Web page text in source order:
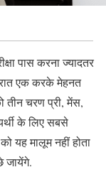
पास करना ज्यादतर
एक करके मेहनत
तीन चरण प्री, मेंस,
के लिए सबसे
यह मालूम नहीं होता
जायेंगे.